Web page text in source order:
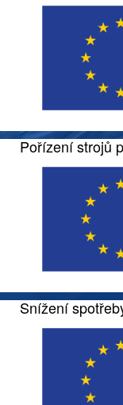
Pořízení strojů
Snížení